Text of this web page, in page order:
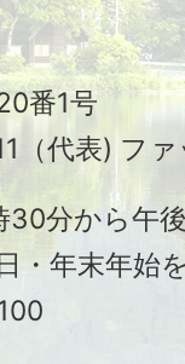
番1号
（代表) フ
分から午
・年末年始